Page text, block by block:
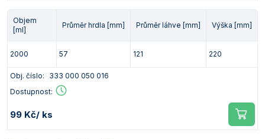
Objem
[ml]
Průměr hrdla [mm] Průměr láhve [mm] Výška [mm]
2000 57 121 220
Obj. číslo:
333 000 050 016
Dostupnost:
99 Kč/ ks